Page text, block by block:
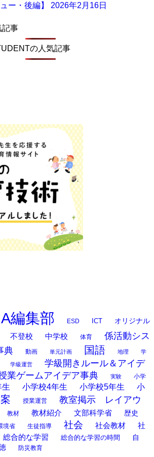
ー・後編】 2026年2月16日
記事
の人気記事
編集部 ESD ICT
オリジナル
不登校 中学校 体育
係活動シス
典
動画 単元計画 国語 地理 学
学級運営
学級開きルール＆アイデ
業ゲームアイデア事典 実験
小学
生 小学校4年生 小学校5年生
小
授業運営
教室掲示 レイアウ
教材 教材紹介 文部科学省 歴史
境省 生徒指導 社会 社会教材
社
総合的な学習 総合的な学習の時間
自
防災教育